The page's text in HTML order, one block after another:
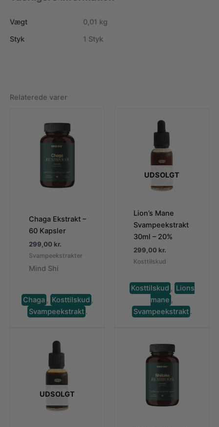
Vægt
0,01 kg
Styk
1 Styk
Relaterede varer
Chaga Ekstrakt –
60 Kapsler
299,00 kr.
Svampeekstrakter
Mind Shi
Chaga , Kosttilskud ,
Svampeekstrakt .
UDSOLGT
Lion’s Mane
Svampeekstrakt
30ml – 20%
299,00 kr.
Kosttilskud
Kosttilskud , Lions
mane ,
Svampeekstrakt .
UDSOLGT